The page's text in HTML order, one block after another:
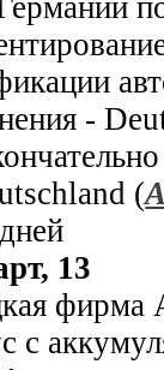
-
(
13
фирма
с